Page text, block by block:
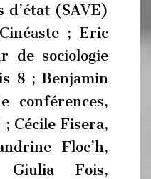
d’état (SAVE)
; Eric
de sociologie
8 ; Benjamin
conférences,
Cécile Fisera,
Floc’h,
Fois,